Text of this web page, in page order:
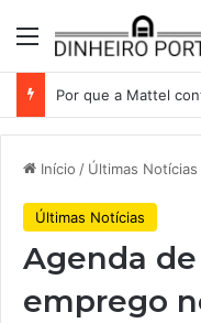
Menu
Início / Últimas Notícias
Últimas Notícias
Agenda de
emprego